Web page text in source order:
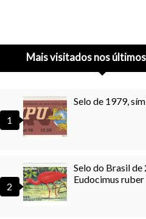
Mais visitados nos
Selo de 1979,
Selo do Brasil de
Eudocimus ruber